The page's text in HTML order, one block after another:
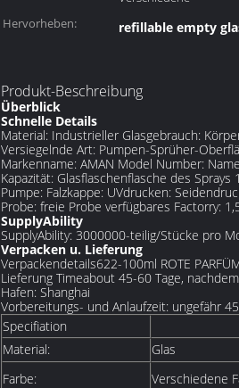
Hervorheben:
refillable empty
Produkt-Beschreibung
Überblick
Schnelle Details
Material: Industrieller Glasgebrauch:
Versiegelnde Art: Pumpen-Sprüher-
Markenname: AMAN Model Number:
Kapazität: Glasflaschenflasche des
Pumpe: Falzkappe: UVdrucken:
Probe: freie Probe verfügbares Factorry:
SupplyAbility
SupplyAbility: 3000000-teilig/Stücke pro
Verpacken u. Lieferung
Verpackendetails622-100ml ROTE
Lieferung Timeabout 45-60 Tage,
Hafen: Shanghai
Vorbereitungs- und Anlaufzeit: ungefähr
Specifiation
Material:
Glas
Farbe:
Verschiedene